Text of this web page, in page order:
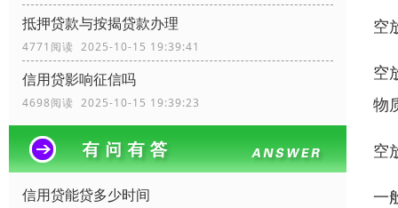
抵押贷款与按揭贷款办理
4771阅读 2025-10-15 19:39:41
信用贷影响征信吗
4698阅读 2025-10-15 19:39:23
信用贷能贷多少时间
空
空
物
空
一